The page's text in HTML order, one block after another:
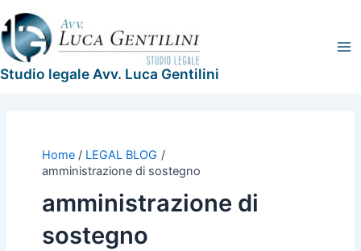
al
contenuto
Studio legale Avv. Luca Gentilini
Home
LEGAL BLOG
amministrazione di sostegno
amministrazione di
sostegno